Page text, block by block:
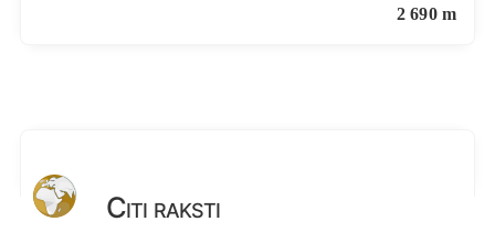
2 690 m
Citi raksti